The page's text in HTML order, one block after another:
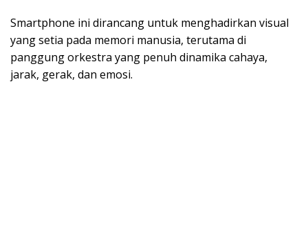
Smartphone ini dirancang untuk menghadirkan visual
yang setia pada memori manusia, terutama di
panggung orkestra yang penuh dinamika cahaya,
jarak, gerak, dan emosi.